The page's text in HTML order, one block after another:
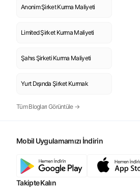
Anonim Şirket Kurma Maliyeti
Limited Şirket Kurma Maliyeti
Şahıs Şirketi Kurma Maliyeti
Yurt Dışında Şirket Kurmak
Tüm Blogları Görüntüle →
Mobil Uygulamamızı İndirin
Takipte Kalın